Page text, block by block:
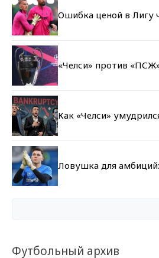
Ошибка ценой в Лигу
«Челси» против
Как «Челси»
Ловушка для
Футбольный архив